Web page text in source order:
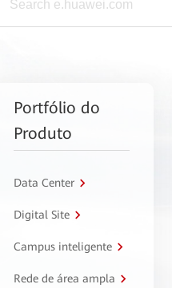
Portfólio do
Produto
Data Center
Digital Site
Campus inteligente
Rede de área ampla